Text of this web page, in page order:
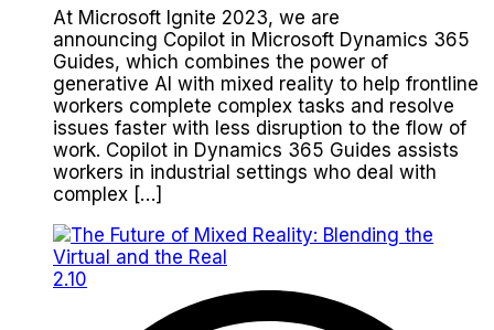
At Microsoft Ignite 2023, we are
announcing Copilot in Microsoft Dynamics 365
Guides, which combines the power of
generative AI with mixed reality to help frontline
workers complete complex tasks and resolve
issues faster with less disruption to the flow of
work. Copilot in Dynamics 365 Guides assists
workers in industrial settings who deal with
complex […]
2.10